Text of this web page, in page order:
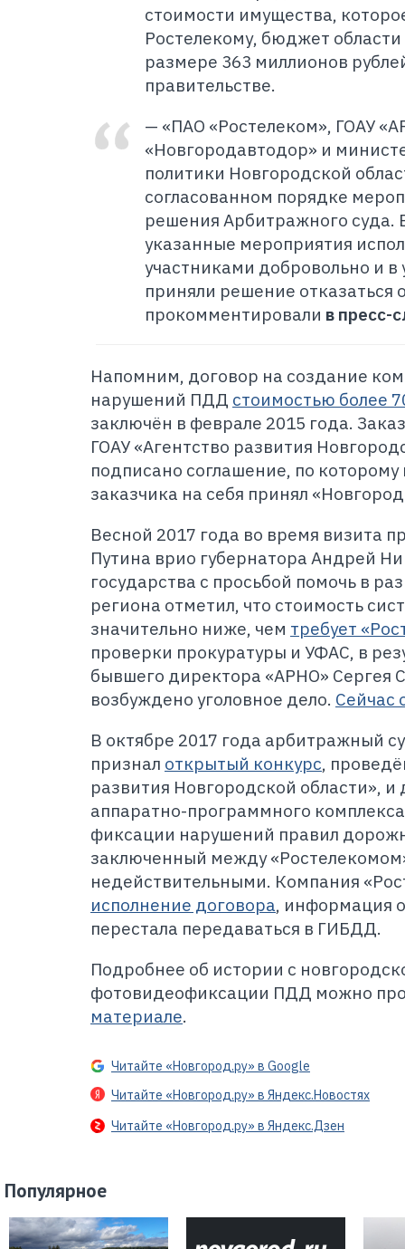
стоимости имущества,
Ростелекому, бюджет
размере 363 миллионов
правительстве.
— «ПАО «Ростелеком», ГОАУ
«Новгородавтодор» и
политики Новгородской
согласованном порядке
решения Арбитражного суда.
указанные мероприятия
участниками добровольно и
приняли решение отказаться
прокомментировали в пресс-
Напомним, договор на создание
нарушений ПДД стоимостью более
заключён в феврале 2015 года.
ГОАУ «Агентство развития
подписано соглашение, по
заказчика на себя принял
Весной 2017 года во время визита
Путина врио губернатора Андрей
государства с просьбой помочь в
региона отметил, что стоимость
значительно ниже, чем требует
проверки прокуратуры и УФАС, в
бывшего директора «АРНО» Сергея
возбуждено уголовное дело. Сейчас
В октябре 2017 года арбитражный
признал открытый конкурс,
развития Новгородской области»,
аппаратно-программного
фиксации нарушений правил
заключенный между
недействительными. Компания
исполнение договора, информация
перестала передаваться в ГИБДД.
Подробнее об истории с
фотовидеофиксации ПДД можно
материале.
Читайте «Новгород.ру» в Google
Читайте «Новгород.ру» в Яндекс.Новостях
Читайте «Новгород.ру» в Яндекс.Дзен
Популярное